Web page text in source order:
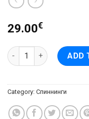
29.00€
Spinning ADD
Category: Спиннинги